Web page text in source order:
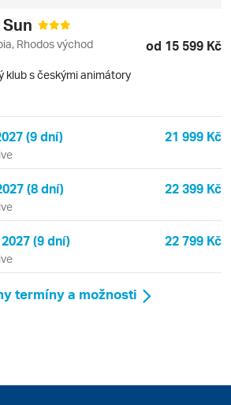
Rhodos východ od 15 599 Kč
klub s českými animátory
(9 dní) 21 999 Kč
(8 dní) 22 399 Kč
(9 dní) 22 799 Kč
termíny a možnosti